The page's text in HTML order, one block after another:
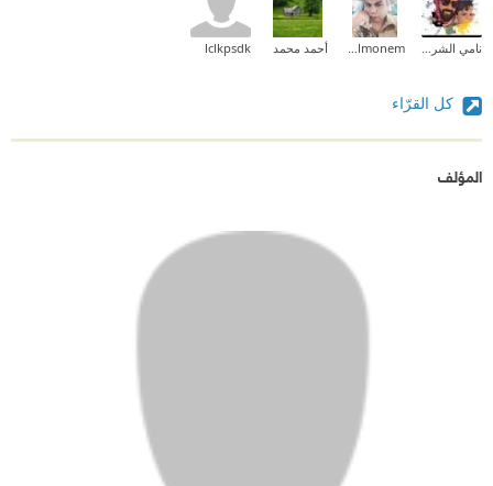
نامي الشريف ✨ Waled Abd Elmonem أحمد محمد lclkpsdk
كل القرّاء
المؤلف